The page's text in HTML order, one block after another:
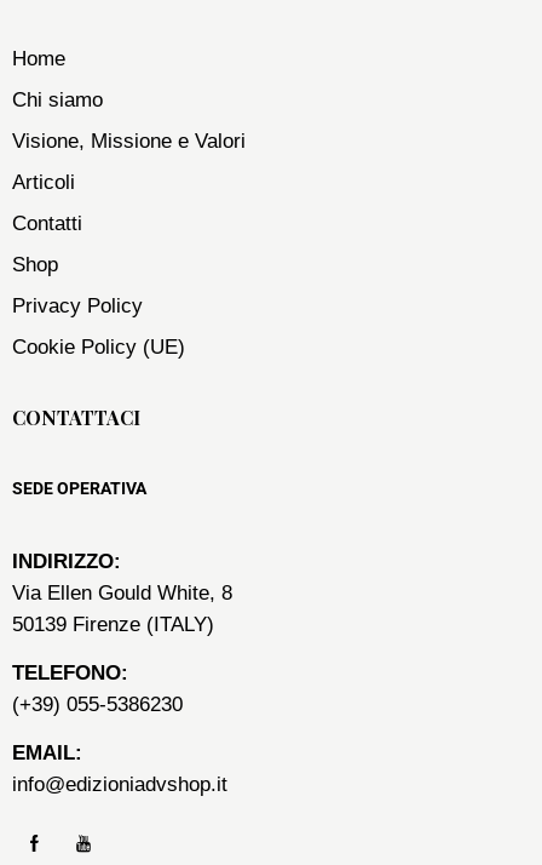
Home
Chi siamo
Visione, Missione e Valori
Articoli
Contatti
Shop
Privacy Policy
Cookie Policy (UE)
CONTATTACI
SEDE OPERATIVA
INDIRIZZO:
Via Ellen Gould White, 8
50139 Firenze (ITALY)
TELEFONO:
(+39) 055-5386230
EMAIL:
info@edizioniadvshop.it